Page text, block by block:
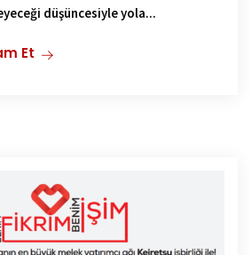
düşüncesiyle yola...
Et